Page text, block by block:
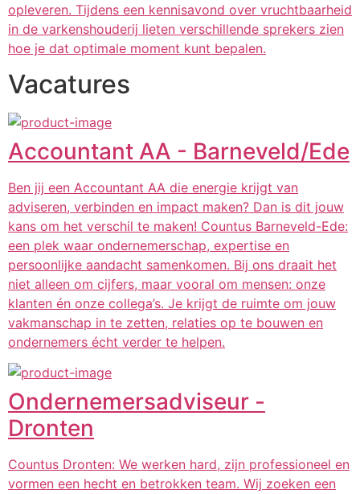
opleveren. Tijdens een kennisavond over vruchtbaarheid
in de varkenshouderij lieten verschillende sprekers zien
hoe je dat optimale moment kunt bepalen.
Vacatures
Accountant AA - Barneveld/Ede
Ben jij een Accountant AA die energie krijgt van
adviseren, verbinden en impact maken? Dan is dit jouw
kans om het verschil te maken! Countus Barneveld-Ede:
een plek waar ondernemerschap, expertise en
persoonlijke aandacht samenkomen. Bij ons draait het
niet alleen om cijfers, maar vooral om mensen: onze
klanten én onze collega’s. Je krijgt de ruimte om jouw
vakmanschap in te zetten, relaties op te bouwen en
ondernemers écht verder te helpen.
Ondernemersadviseur -
Dronten
Countus Dronten: We werken hard, zijn professioneel en
vormen een hecht en betrokken team. Wij zoeken een